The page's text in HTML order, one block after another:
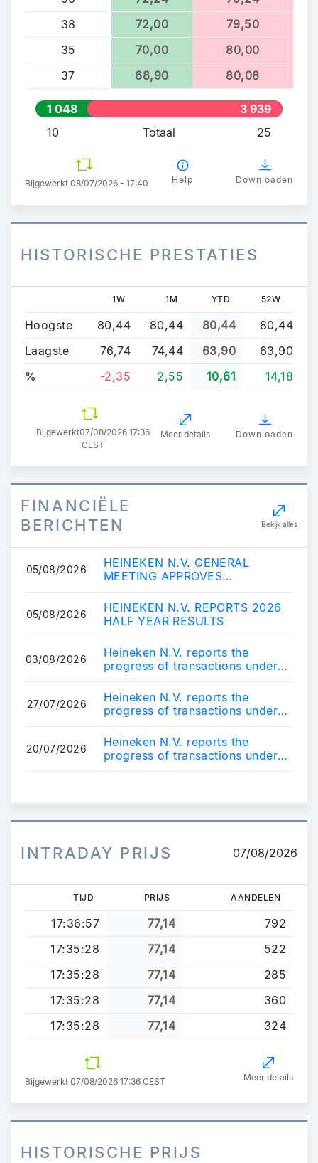
38
72,00
79,50
35
70,00
80,00
37
68,90 80,08
1 048
3 939
10
Totaal 25
Bijgewerkt 08/07/2026 - 17:40 Help Downloaden
HISTORISCHE PRESTATIES
1W 1M YTD 52W
Hoogste 80,44 80,44 80,44
80,44
Laagste
76,74 74,44 63,90
63,90
%
-2,35 2,55 10,61 14,18
Bijgewerkt07/08/2026 17:36
CEST
Meer details Downloaden
FINANCIËLE
BERICHTEN
Bekijk alles
05/08/2026
HEINEKEN N.V. GENERAL
MEETING APPROVES
AS MEMBER OF THE EXECUTIVE
BOA...
05/08/2026
HEINEKEN N.V. REPORTS 2026
HALF YEAR RESULTS
03/08/2026
Heineken N.V. reports the
progress of transactions under
programme
27/07/2026
Heineken N.V. reports the
progress of transactions under
programme
20/07/2026
Heineken N.V. reports the
progress of transactions under
INTRADAY PRIJS 07/08/2026
TIJD PRIJS AANDELEN
17:36:57 77,14
792
17:35:28
77,14
522
17:35:28
77,14
285
17:35:28
77,14
360
17:35:28
77,14 324
Bijgewerkt 07/08/2026 17:36 CEST Meer details
HISTORISCHE PRIJS